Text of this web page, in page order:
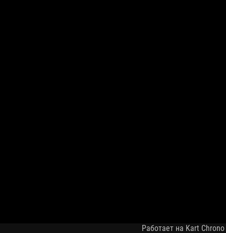
Работает на Kart Chrono